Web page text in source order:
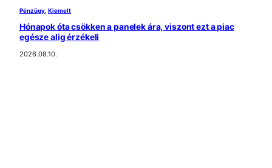
Pénzügy Kiemelt
Hónapok óta csökken a panelek ára, viszont ezt a piac
egésze alig érzékeli
2026.08.10.